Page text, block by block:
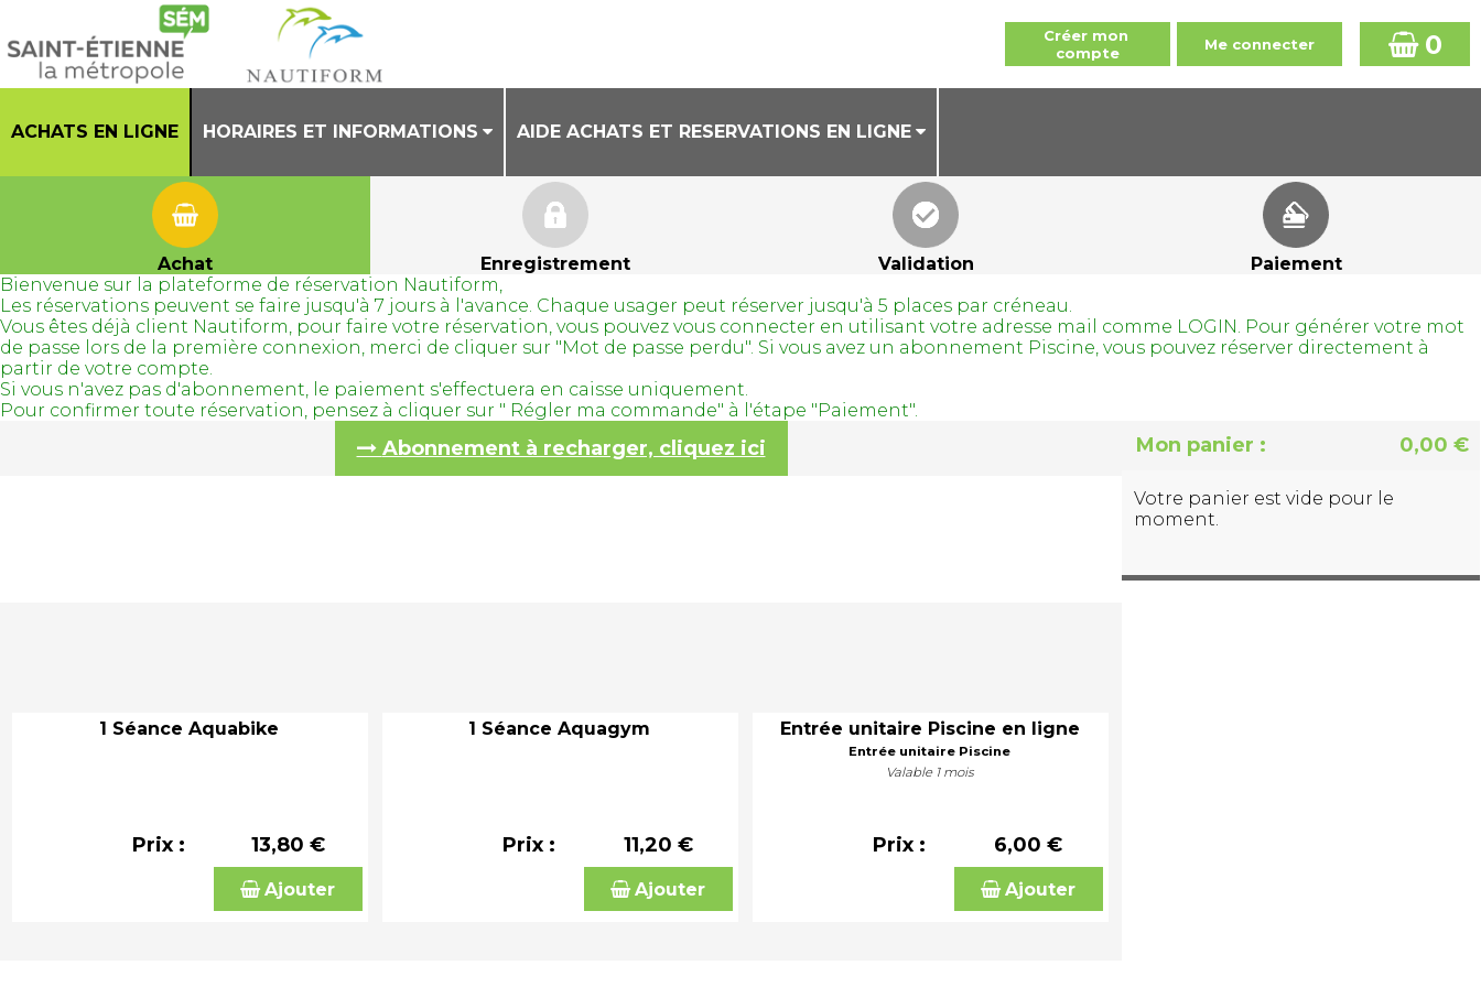
0
ACHATS EN LIGNE HORAIRES ET INFORMATIONS
PRESENTATION
HORAIRES CENTRE AQUATIQUE
REGLEMENT INTERIEUR
TENUES AUTORISEES
AIDE ACHATS ET RESERVATIONS EN LIGNE
CONDITIONS GENERALES DE VENTE
AIDE ACHAT DE BILLETS EN LIGNE
Achat Enregistrement Validation
Paiement
Bienvenue sur la plateforme de réservation Nautiform,
Les réservations peuvent se faire jusqu'à 7 jours à l'avance. Chaque usager peut réserver jusqu'à 5 places par créneau.
Vous êtes déjà client Nautiform, pour faire votre réservation, vous pouvez vous connecter en utilisant votre adresse mail comme LOGIN. Pour générer votre mot
de passe lors de la première connexion, merci de cliquer sur "Mot de passe perdu". Si vous avez un abonnement Piscine, vous pouvez réserver directement à
partir de votre compte.
Si vous n'avez pas d'abonnement, le paiement s'effectuera en caisse uniquement.
Pour confirmer toute réservation, pensez à cliquer sur " Régler ma commande" à l'étape "Paiement".
Abonnement à recharger, cliquez ici
1 Séance Aquabike
Prix : 13,80 €
Ajouter
1 Séance Aquagym
Prix : 11,20 €
Ajouter
Entrée unitaire Piscine en ligne
Entrée unitaire Piscine
Valable 1 mois
Prix : 6,00 €
Ajouter
Mon panier : 0,00 €
Votre panier est vide pour le
moment.